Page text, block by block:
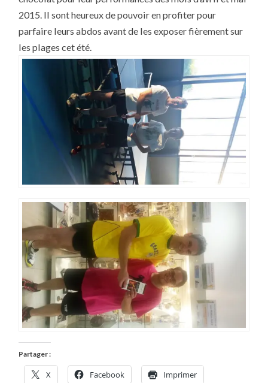
CHOCOLAT
MOIS
MAI
2015
2015. Il sont heureux de pouvoir en profiter pour
parfaire leurs abdos avant de les exposer fièrement sur
les plages cet été.
Partager :
X Facebook Imprimer